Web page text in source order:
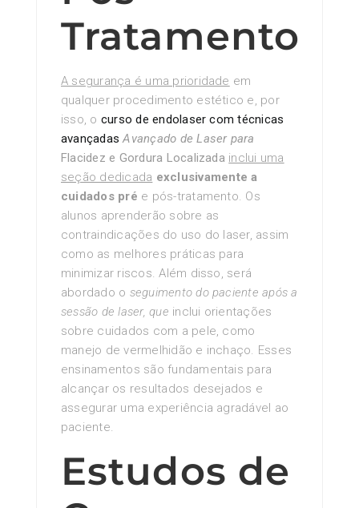
Tratamento
A segurança é uma prioridade em
qualquer procedimento estético e, por
isso, o curso de endolaser com técnicas
avançadas Avançado de Laser para
Flacidez e Gordura Localizada inclui uma
seção dedicada exclusivamente a
cuidados pré e pós-tratamento. Os
alunos aprenderão sobre as
contraindicações do uso do laser, assim
como as melhores práticas para
minimizar riscos. Além disso, será
abordado o seguimento do paciente após a
sessão de laser, que inclui orientações
sobre cuidados com a pele, como
manejo de vermelhidão e inchaço. Esses
ensinamentos são fundamentais para
alcançar os resultados desejados e
assegurar uma experiência agradável ao
paciente.
Estudos de